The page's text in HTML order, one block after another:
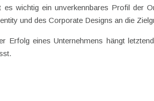
es wichtig ein unverkennbares Profil der
und des Corporate Designs an die
Erfolg eines Unternehmens hängt